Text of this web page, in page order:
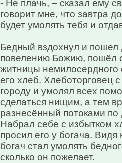
- Не плачь, – сказал ему
говорит мне, что завтра
будет умолять тебя и
Бедный вздохнул и пошел
повелению Божию, пошёл
житницы
его хлеб. Хлеботорговец
городу и умолял всех
сделаться нищим, а тем
разнесённый потоками по
Набрал себе с избытком
просил его у богача.
богач стал умолять
сколько он пожелает.